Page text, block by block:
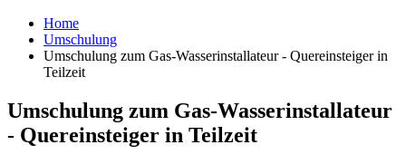
Home
Umschulung
Umschulung zum Gas-Wasserinstallateur - Quereinsteiger in
Teilzeit
Umschulung zum Gas-Wasserinstallateur
- Quereinsteiger in Teilzeit